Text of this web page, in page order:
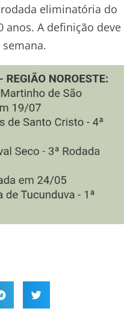
eliminatória do
anos. A definição deve